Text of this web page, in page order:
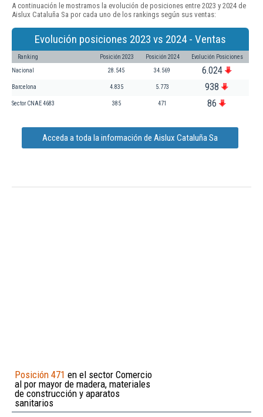
A continuación le mostramos la evolución de posiciones entre 2023 y 2024 de
Aislux Cataluña Sa por cada uno de los rankings según sus ventas:
Evolución posiciones 2023 vs 2024 - Ventas
Ranking Posición 2023 Posición 2024 Evolución Posiciones
Nacional 28.545 34.569 6.024
Barcelona 4.835 5.773 938
Sector CNAE 4683 385 471 86
Acceda a toda la información de Aislux Cataluña Sa
Posición 471 en el sector Comercio
al por mayor de madera, materiales
de construcción y aparatos
sanitarios